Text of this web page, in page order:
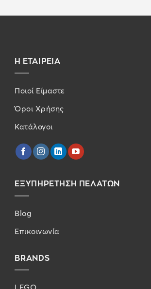
Η ΕΤΑΙΡΕΙΑ
Ποιοί Είμαστε
Όροι Χρήσης
Κατάλογοι
ΕΞΥΠΗΡΕΤΗΣΗ ΠΕΛΑΤΩΝ
Blog
Επικοινωνία
BRANDS